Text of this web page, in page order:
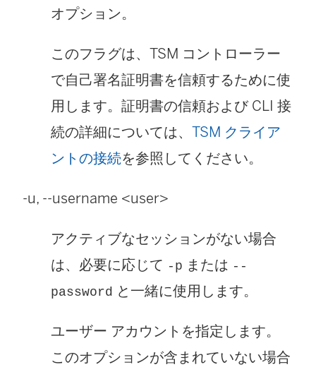
オプション。
このフラグは、TSM コントローラー
で自己署名証明書を信頼するために使
用します。証明書の信頼および CLI 接
続の詳細については、 TSM クライア
ントの接続を参照してください。
-u, --username <user>
アクティブなセッションがない場合
は、必要に応じて -p または --
password と一緒に使用します。
ユーザー アカウントを指定します。
このオプションが含まれていない場合